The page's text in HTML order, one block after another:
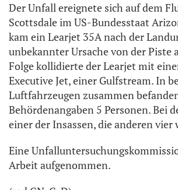
Der Unfall ereignete sich auf dem
Scottsdale im US-Bundesstaat
kam ein Learjet 35A nach der
unbekannter Ursache von der Piste
Folge kollidierte der Learjet mit
Executive Jet, einer Gulfstream. In
Luftfahrzeugen zusammen
Behördenangaben 5 Personen. Bei
einer der Insassen, die anderen
Eine
Arbeit aufgenommen.